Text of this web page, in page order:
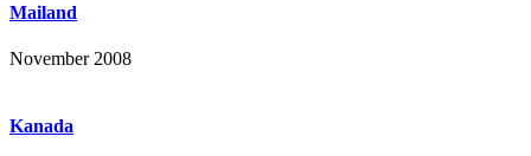
Mailand
November 2008
Kanada